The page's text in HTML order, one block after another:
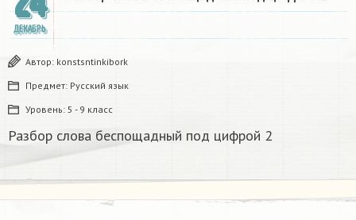
ДЕКАБРЬ
Автор: konstsntinkibork
Предмет: Русский язык
Уровень: 5 - 9 класс
Разбор слова беспощадный под цифрой 2